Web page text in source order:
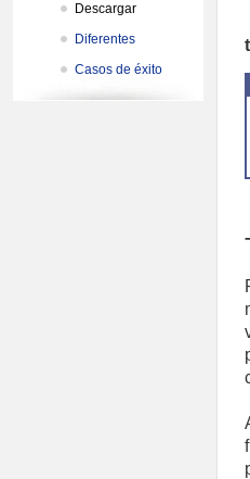
Descargar
Diferentes
Casos de éxito